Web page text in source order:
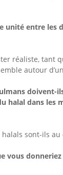
unité entre les
réaliste, tant
autour
doivent-
halal dans les
sont-ils
vous